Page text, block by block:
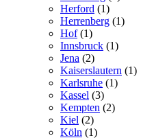
Herford (1)
Herrenberg (1)
Hof(1)
Innsbruck (1)
Jena (2)
Kaiserslautern (1)
Karlsruhe (1)
Kassel (3)
Kempten (2)
Kiel (2)
Köln (1)